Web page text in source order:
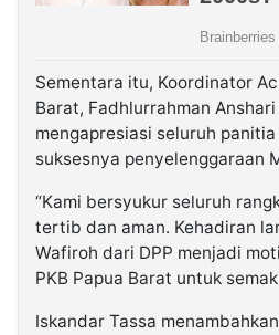
Sementara itu, Koordinator
Barat, Fadhlurrahman
mengapresiasi seluruh
suksesnya penyelenggaraan
“Kami bersyukur seluruh
tertib dan aman. Kehadiran
Wafiroh dari DPP menjadi
PKB Papua Barat untuk
Iskandar Tassa